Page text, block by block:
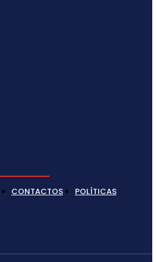
CONTACTOS POLÍTICAS